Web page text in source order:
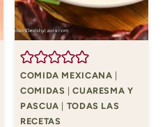
COMIDA MEXICANA
COMIDAS |CUARESMA Y
PASCUA
TODAS LAS
RECETAS